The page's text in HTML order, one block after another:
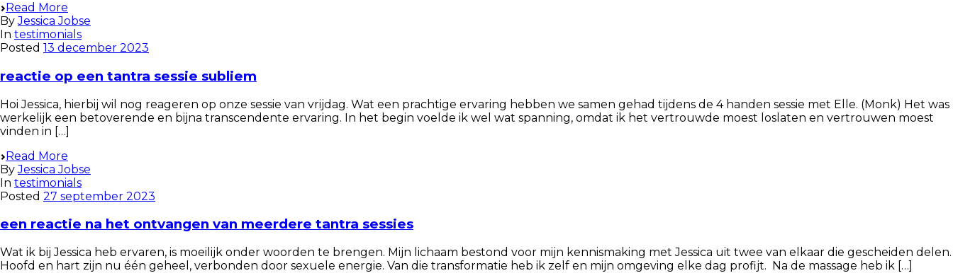
Read More
By Jessica Jobse
In testimonials
Posted 13 december 2023
reactie op een tantra sessie subliem
Hoi Jessica, hierbij wil nog reageren op onze sessie van vrijdag. Wat een prachtige ervaring hebben we samen gehad tijdens de 4 handen sessie met Elle. (Monk) Het was
werkelijk een betoverende en bijna transcendente ervaring. In het begin voelde ik wel wat spanning, omdat ik het vertrouwde moest loslaten en vertrouwen moest
vinden in […]
Read More
By Jessica Jobse
In testimonials
Posted 27 september 2023
een reactie na het ontvangen van meerdere tantra sessies
Wat ik bij Jessica heb ervaren, is moeilijk onder woorden te brengen. Mijn lichaam bestond voor mijn kennismaking met Jessica uit twee van elkaar die gescheiden delen.
Hoofd en hart zijn nu één geheel, verbonden door sexuele energie. Van die transformatie heb ik zelf en mijn omgeving elke dag profijt. Na de massage heb ik […]